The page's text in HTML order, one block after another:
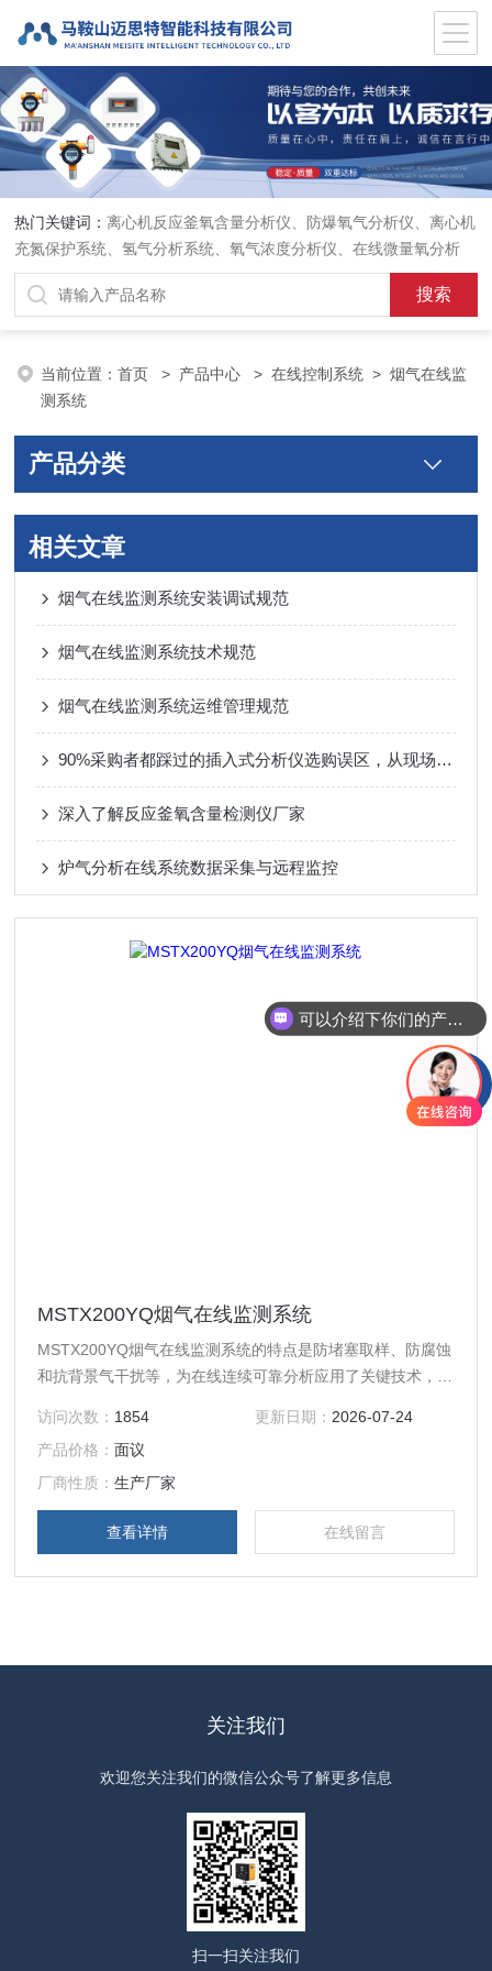
热门关键词：离心机反应釜氧含量分析仪、防爆氧气分析仪、离心机
充氮保护系统、氢气分析系统、氧气浓度分析仪、在线微量氧分析
仪、气体在线分析、在线氧含量分析仪、氧气氮气分析仪、
当前位置：首页 > 产品中心 >在线控制系统 >烟气在线监
测系统
产品分类
相关文章
烟气在线监测系统安装调试规范
烟气在线监测系统技术规范
烟气在线监测系统运维管理规范
90%采购者都踩过的插入式分析仪选购误区，从现场工况出发的实用选型避坑指南
深入了解反应釜氧含量检测仪厂家
炉气分析在线系统数据采集与远程监控
MSTX200YQ烟气在线监测系统
MSTX200YQ烟气在线监测系统的特点是防堵塞取样、防腐蚀
和抗背景气干扰等，为在线连续可靠分析应用了关键技术，有
样预处理的难题，整套系统由烟尘颗粒物浓度监测、烟气参数
（烟气流速、烟气温度、烟气压力、烟气含氧量等）监测、数
据采集处理与通讯等部分共同组成。
访问次数： 1854 更新日期： 2026-07-24
产品价格：面议
厂商性质：生产厂家
查看详情 在线留言
关注我们
欢迎您关注我们的微信公众号了解更多信息
扫一扫关注我们
可以介绍下你们的产品么